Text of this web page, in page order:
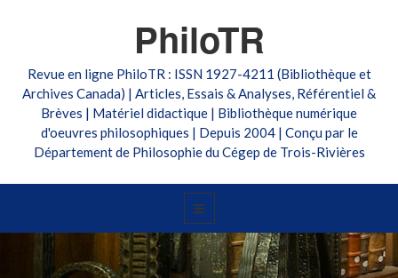
PhiloTR
Revue en ligne PhiloTR : ISSN 1927-4211 (Bibliothèque et
Archives Canada) | Articles, Essais & Analyses, Référentiel &
Brèves | Matériel didactique | Bibliothèque numérique
d'oeuvres philosophiques | Depuis 2004 | Conçu par le
Département de Philosophie du Cégep de Trois-Rivières